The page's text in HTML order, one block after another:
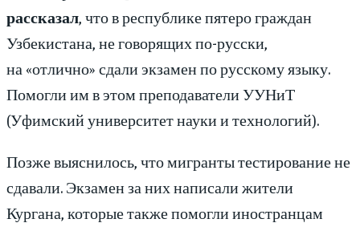
рассказал, что в республике пятеро граждан
Узбекистана, не говорящих по-русски,
на «отлично» сдали экзамен по русскому языку.
Помогли им в этом преподаватели УУНиТ
(Уфимский университет науки и технологий).
Позже выяснилось, что мигранты тестирование не
сдавали. Экзамен за них написали жители
Кургана, которые также помогли иностранцам